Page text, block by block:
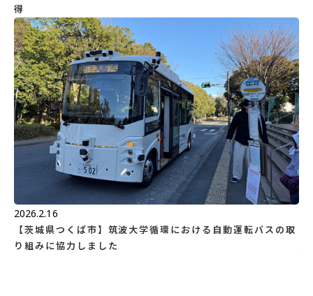
得
2026.2.16
【茨城県つくば市】筑波大学循環における自動運転バスの取
り組みに協力しました